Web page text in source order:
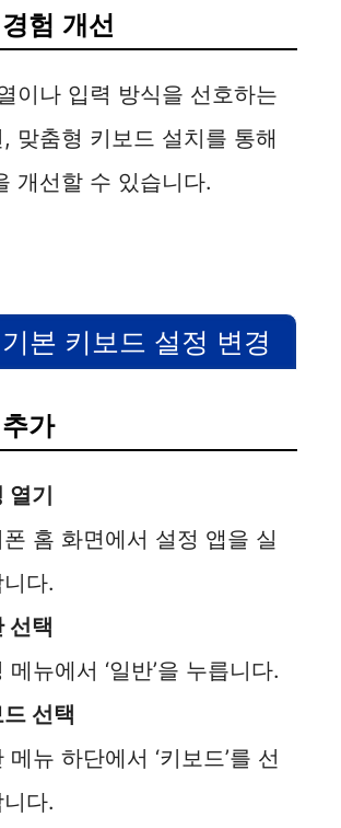
험 개선
이나 입력 방식을 선호하는
맞춤형 키보드 설치를 통해
개선할 수 있습니다.
본 키보드 설정 변경
가
열기
홈 화면에서 설정 앱을 실
다.
선택
메뉴에서 ‘일반’을 누릅니다.
선택
메뉴 하단에서 ‘키보드’를 선
다.